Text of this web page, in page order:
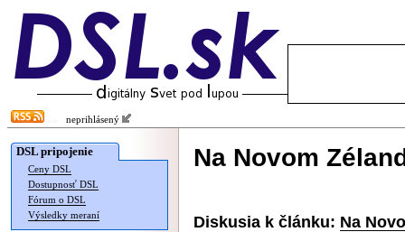
neprihlásený
DSL pripojenie
Ceny DSL
Dostupnosť DSL
Fórum o DSL
Výsledky meraní
Na Novom
Diskusia k článku: Na